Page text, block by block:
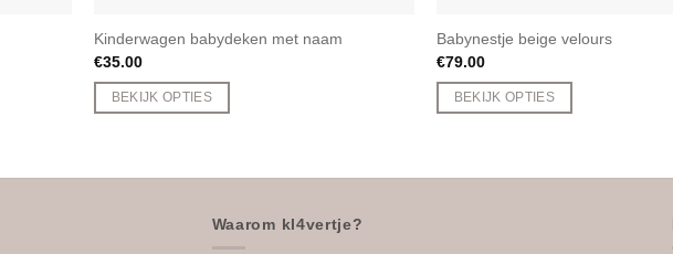
Kinderwagen babydeken met naam
€35.00
BEKIJK OPTIES
Babynestje beige velours
€79.00
BEKIJK OPTIES
Waarom kl4vertje?